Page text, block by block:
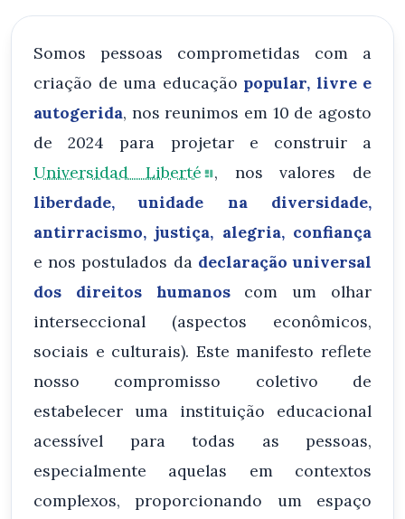
Somos pessoas comprometidas com a
criação de uma educação popular, livre e
autogerida, nos reunimos em 10 de agosto
de 2024 para projetar e construir a
Universidad Liberté
, nos valores de
liberdade, unidade na diversidade,
antirracismo, justiça, alegria, confiança
e nos postulados da declaração universal
dos direitos humanoscom um olhar
interseccional (aspectos econômicos,
sociais e culturais). Este manifesto reflete
nosso compromisso coletivo de
estabelecer uma instituição educacional
acessível para todas as pessoas,
especialmente aquelas em contextos
complexos, proporcionando um espaço